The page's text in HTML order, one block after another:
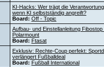
KI-Hacks: Wer trägt die
wenn KI selbstständig angreift?
Board: Off - Topic
Aufbau- und Einstellanleitung Fibostop
Polarmount
Board: Ftasat
Exklusiv: Rechte-Coup perfekt:
verlängert Fußballdeal
Board: Fußball International